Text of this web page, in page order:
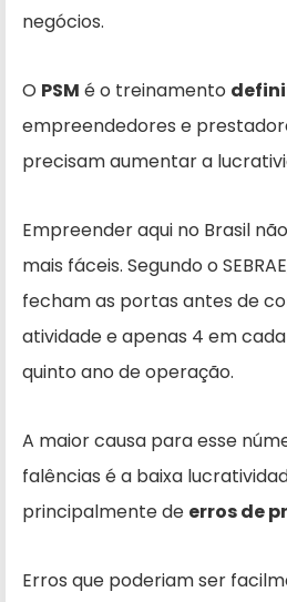
negócios.
O PSM é o treinamento
empreendedores e
precisam aumentar a
Empreender aqui no Brasil
mais fáceis. Segundo o
fecham as portas antes de
atividade e apenas 4 em
quinto ano de operação.
A maior causa para esse
falências é a baixa
principalmente de erros de
Erros que poderiam ser